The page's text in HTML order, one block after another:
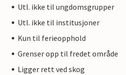
Utl. ikke til ungdomsgrupper
Utl. ikke til institusjoner
Kun til ferieopphold
Grenser opp til fredet område
Ligger rett ved skog